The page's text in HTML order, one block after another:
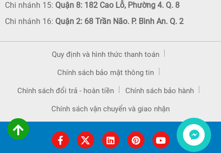
Liên hệ
Chi nhánh 15: Quận 8: 182 Cao Lỗ, Phường 4. Q. 8
Chi nhánh 16: Quận 2: 68 Trần Não. P. Bình An. Q. 2
Quy định và hình thức thanh toán
Chính sách bảo mật thông tin
Chính sách đổi trả - hoàn tiền Chính sách bảo hành
Chính sách vận chuyển và giao nhận